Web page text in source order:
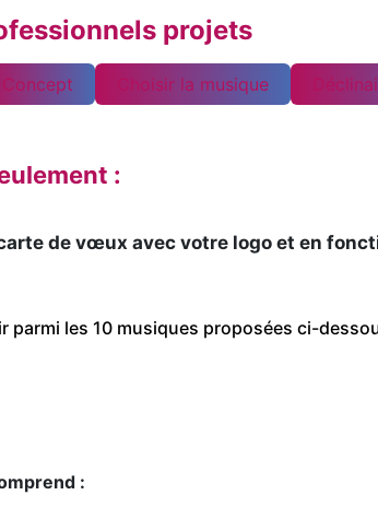
projets
Concept Choisir la musique
:
de vœux avec votre logo et en
parmi les 10 musiques proposées ci-
: